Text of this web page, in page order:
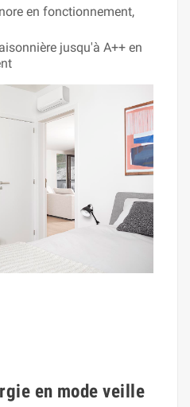
en fonctionnement,
jusqu'à A++ en
en mode veille